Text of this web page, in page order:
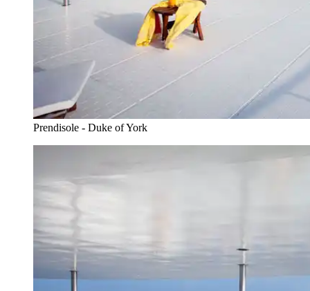
Prendisole - Duke of York